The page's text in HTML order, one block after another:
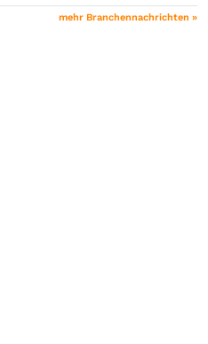
mehr Branchennachrichten »